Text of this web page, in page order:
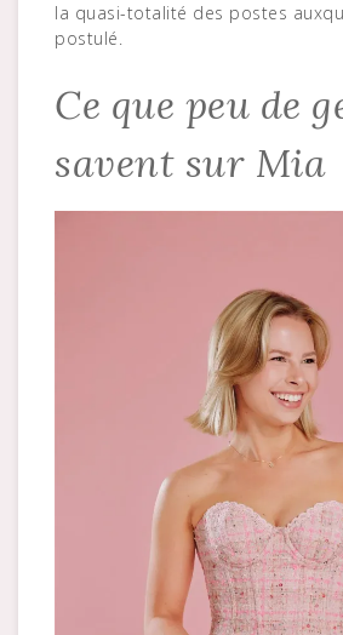
la quasi-totalité des postes
postulé.
Ce que peu de
savent sur Mia